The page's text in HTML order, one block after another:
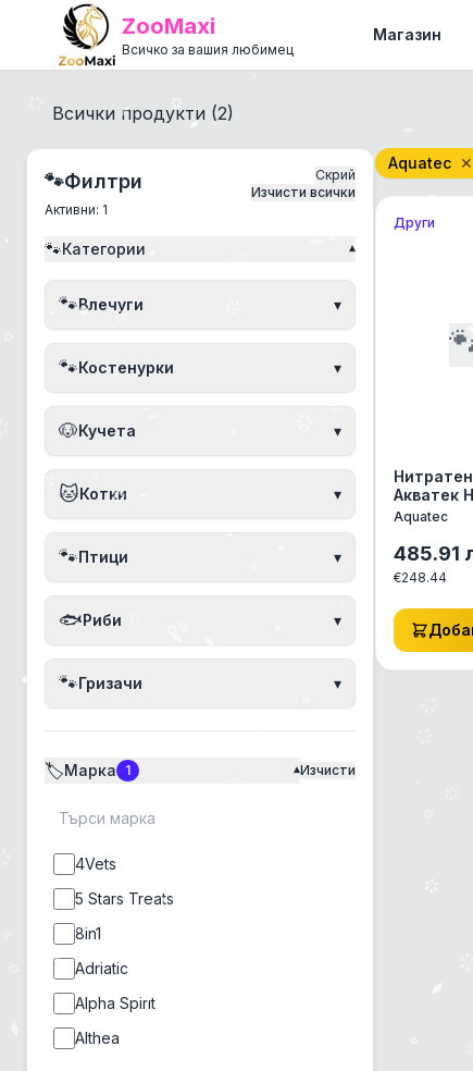
ZooMaxi
Всичко за вашия любимец
Магазин
Всички продукти (2)
🐾Филтри
Активни: 1
Скрий
Изчисти всички
🐾Категории ▾
🐾Влечуги ▾
🐾Костенурки ▾
🐶Кучета ▾
🐱Котки ▾
🐾Птици ▾
🐟Риби ▾
🐾Гризачи ▾
🏷️Марка 1 ▾Изчисти
4Vets
5 Stars Treats
8in1
Adriatic
Alpha Spirit
Althea
Aquatec ✕
Други
Акватек
Aquatec
485.91
€248.44